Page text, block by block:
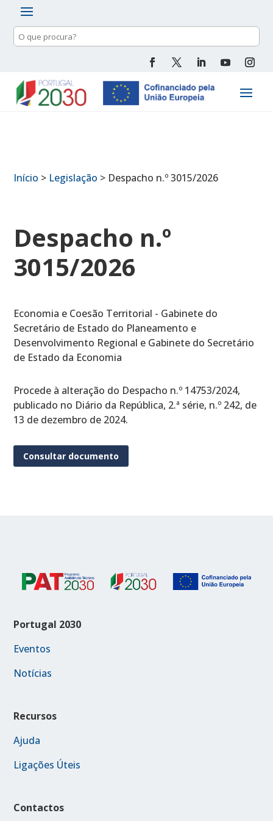
Pesquisa
de
Início > Legislação > Despacho n.º 3015/2026
Despacho n.º
3015/2026
Economia e Coesão Territorial - Gabinete do
Secretário de Estado do Planeamento e
Desenvolvimento Regional e Gabinete do Secretário
de Estado da Economia
Procede à alteração do Despacho n.º 14753/2024,
publicado no Diário da República, 2.ª série, n.º 242, de
13 de dezembro de 2024.
Consultar documento
Portugal 2030
Eventos
Notícias
Recursos
Ajuda
Ligações Úteis
Contactos